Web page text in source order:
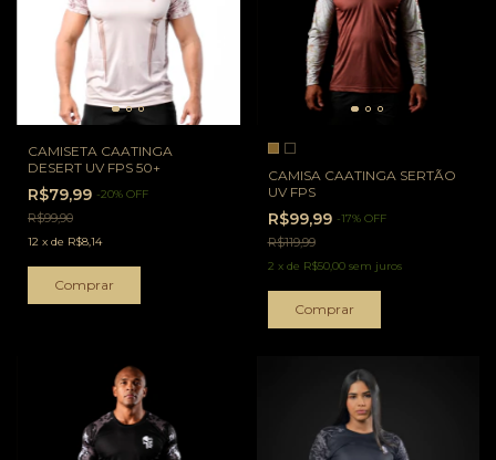
CAMISETA CAATINGA
DESERT UV FPS 50+
R$79,99 -20% OFF
R$99,90
12 x de R$8,14
Comprar
CAMISA CAATINGA SERTÃO
UV FPS
R$99,99 -17% OFF
R$119,99
2 x de R$50,00 sem juros
Comprar